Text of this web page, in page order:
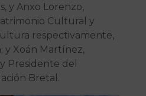
y Anxo Lorenzo,
Cultural y
respectivamente,
y Xoán Martínez,
Presidente del
Bretal.